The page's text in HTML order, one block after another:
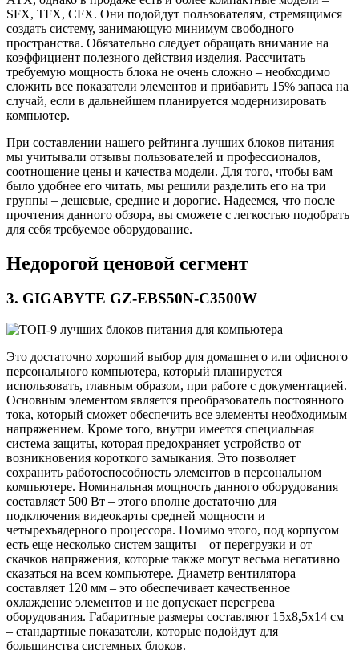
SFX, TFX, CFX. Они подойдут пользователям, стремящимся
создать систему, занимающую минимум свободного
пространства. Обязательно следует обращать внимание на
коэффициент полезного действия изделия. Рассчитать
требуемую мощность блока не очень сложно – необходимо
сложить все показатели элементов и прибавить 15% запаса на
случай, если в дальнейшем планируется модернизировать
компьютер.
При составлении нашего рейтинга лучших блоков питания
мы учитывали отзывы пользователей и профессионалов,
соотношение цены и качества модели. Для того, чтобы вам
было удобнее его читать, мы решили разделить его на три
группы – дешевые, средние и дорогие. Надеемся, что после
прочтения данного обзора, вы сможете с легкостью подобрать
для себя требуемое оборудование.
Недорогой ценовой сегмент
3. GIGABYTE GZ-EBS50N-C3500W
Это достаточно хороший выбор для домашнего или офисного
персонального компьютера, который планируется
использовать, главным образом, при работе с документацией.
Основным элементом является преобразователь постоянного
тока, который сможет обеспечить все элементы необходимым
напряжением. Кроме того, внутри имеется специальная
система защиты, которая предохраняет устройство от
возникновения короткого замыкания. Это позволяет
сохранить работоспособность элементов в персональном
компьютере. Номинальная мощность данного оборудования
составляет 500 Вт – этого вполне достаточно для
подключения видеокарты средней мощности и
четырехъядерного процессора. Помимо этого, под корпусом
есть еще несколько систем защиты – от перегрузки и от
скачков напряжения, которые также могут весьма негативно
сказаться на всем компьютере. Диаметр вентилятора
составляет 120 мм – это обеспечивает качественное
охлаждение элементов и не допускает перегрева
оборудования. Габаритные размеры составляют 15х8,5х14 см
– стандартные показатели, которые подойдут для
большинства системных блоков.